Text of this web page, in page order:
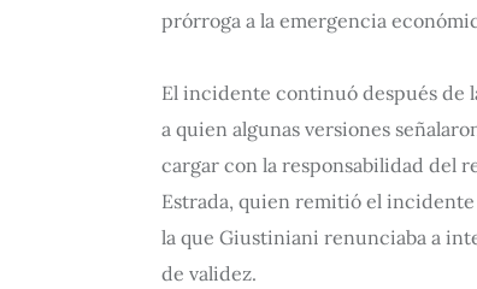
prórroga a la emergencia
El incidente continuó después de
a quien algunas versiones
cargar con la responsabilidad del
Estrada, quien remitió el
la que Giustiniani renunciaba a
de validez.